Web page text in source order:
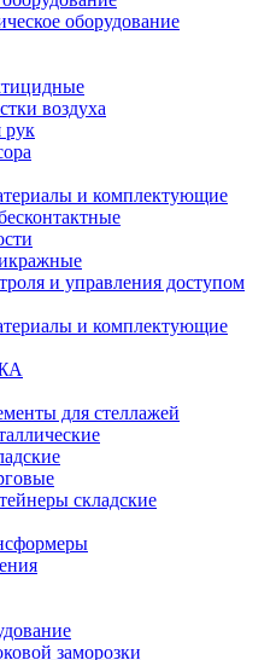
оборудование
воздуха
рук
и комплектующие
и управления доступом
и комплектующие
для стеллажей
складские
заморозки